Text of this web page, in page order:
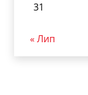
31
« Лип